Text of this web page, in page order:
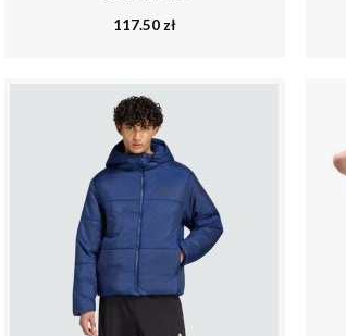
117.50 zł